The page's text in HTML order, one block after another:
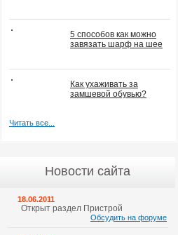
5 способов как можно
завязать шарф на шее
Как ухаживать за
замшевой обувью?
Читать все...
Новости сайта
18.06.2011
Открыт раздел Пристрой
Обсудить на форуме